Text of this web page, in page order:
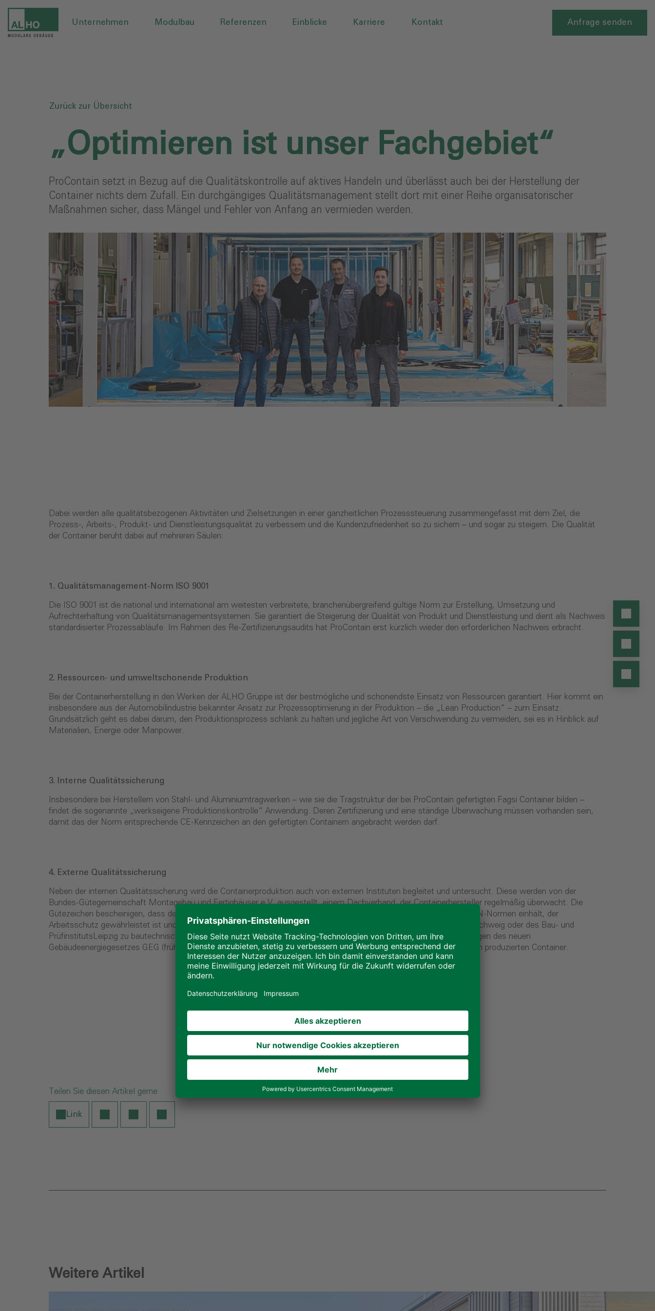
Unternehmen Modulbau Referenzen Einblicke Karriere Kontakt Anfrage senden
Zurück zur Übersicht
„Optimieren ist unser Fachgebiet“
ProContain setzt in Bezug auf die Qualitätskontrolle auf aktives Handeln und überlässt auch bei der Herstellung der
Container nichts dem Zufall. Ein durchgängiges Qualitätsmanagement stellt dort mit einer Reihe organisatorischer
Maßnahmen sicher, dass Mängel und Fehler von Anfang an vermieden werden.
Dabei werden alle qualitätsbezogenen Aktivitäten und Zielsetzungen in einer ganzheitlichen Prozesssteuerung zusammengefasst mit dem Ziel, die
Prozess-, Arbeits-, Produkt- und Dienstleistungsqualität zu verbessern und die Kundenzufriedenheit so zu sichern – und sogar zu steigern. Die Qualität
der Container beruht dabei auf mehreren Säulen:
1. Qualitätsmanagement-Norm ISO 9001
Die ISO 9001 ist die national und international am weitesten verbreitete, branchenübergreifend gültige Norm zur Erstellung, Umsetzung und
Aufrechterhaltung von Qualitätsmanagementsystemen. Sie garantiert die Steigerung der Qualität von Produkt und Dienstleistung und dient als Nachweis
standardisierter Prozessabläufe. Im Rahmen des Re-Zertifizierungsaudits hat ProContain erst kürzlich wieder den erforderlichen Nachweis erbracht.
2. Ressourcen- und umweltschonende Produktion
Bei der Containerherstellung in den Werken der ALHO Gruppe ist der bestmögliche und schonendste Einsatz von Ressourcen garantiert. Hier kommt ein
insbesondere aus der Automobilin­dustrie bekannter Ansatz zur Prozessoptimierung in der Pro­duktion – die „Lean Production“ – zum Einsatz.
Grundsätzlich geht es dabei darum, den Produktionsprozess schlank zu hal­ten und jegliche Art von Verschwendung zu vermeiden, sei es in Hinblick auf
Materialien, Energie oder Manpower.
3. Interne Qualitätssicherung
Insbesondere bei Herstellern von Stahl- und Aluminiumtrag­werken – wie sie die Tragstruktur der bei ProContain gefertigten Fagsi Container bilden –
findet die sogenannte „werkseigene Produktionskontrolle“ Anwendung. Deren Zertifizierung und eine ständige Überwachung müssen vorhanden sein,
damit das der Norm entspre­chende CE-Kennzeichen an den gefertigten Containern angebracht werden darf.
4. Externe Qualitätssicherung
Neben der internen Qualitätssicherung wird die Container­produktion auch von externen Instituten begleitet und untersucht. Diese werden von der
Bundes-Gütegemeinschaft Montagebau und Fertighäuser e.V. ausgestellt, einem Dachverband, der Containerhersteller regelmäßig überwacht. Die
Gütezeichen bescheinigen, dass der Hersteller nach den geltenden Regeln der Technik arbeitet, also alle geltenden DIN-Normen einhält, der
Arbeitsschutz gewährleistet ist und vieles mehr. Zertifikate angesehener Ins­titute, wie des Materialprüfamts in Braunschweig oder des Bau- und
PrüfinstitutsLeipzig zu bautechnischen Details wie Brandschutz oder zu Typenstatiken, Nachweise zu den Anfor­derungen des neuen
Gebäudeenergiegesetzes GEG (früher EnEV) sowie Schweißnachweise garantieren die hohe Qualität der bei ProContain produzierten Container.
Teilen Sie diesen Artikel gerne
Link
Weitere Artikel